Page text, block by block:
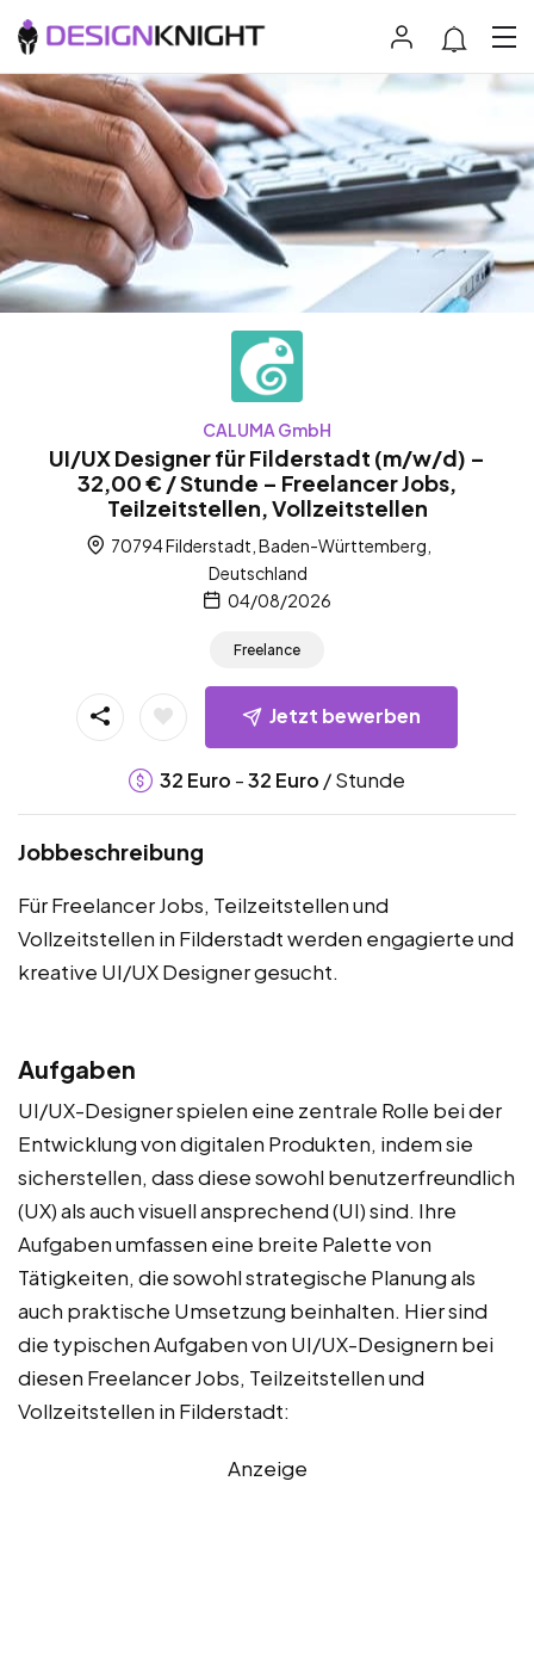
CALUMA GmbH
UI/UX Designer für Filderstadt (m/w/d) –
32,00 € / Stunde – Freelancer Jobs,
Teilzeitstellen, Vollzeitstellen
70794 Filderstadt, Baden-Württemberg,
Deutschland
04/08/2026
Freelance
Jetzt bewerben
32 Euro -32 Euro / Stunde
Jobbeschreibung
Für Freelancer Jobs, Teilzeitstellen und
Vollzeitstellen in Filderstadt werden engagierte und
kreative UI/UX Designer gesucht.
Aufgaben
UI/UX-Designer spielen eine zentrale Rolle bei der
Entwicklung von digitalen Produkten, indem sie
sicherstellen, dass diese sowohl benutzerfreundlich
(UX) als auch visuell ansprechend (UI) sind. Ihre
Aufgaben umfassen eine breite Palette von
Tätigkeiten, die sowohl strategische Planung als
auch praktische Umsetzung beinhalten. Hier sind
die typischen Aufgaben von UI/UX-Designern bei
diesen Freelancer Jobs, Teilzeitstellen und
Vollzeitstellen in Filderstadt:
Anzeige